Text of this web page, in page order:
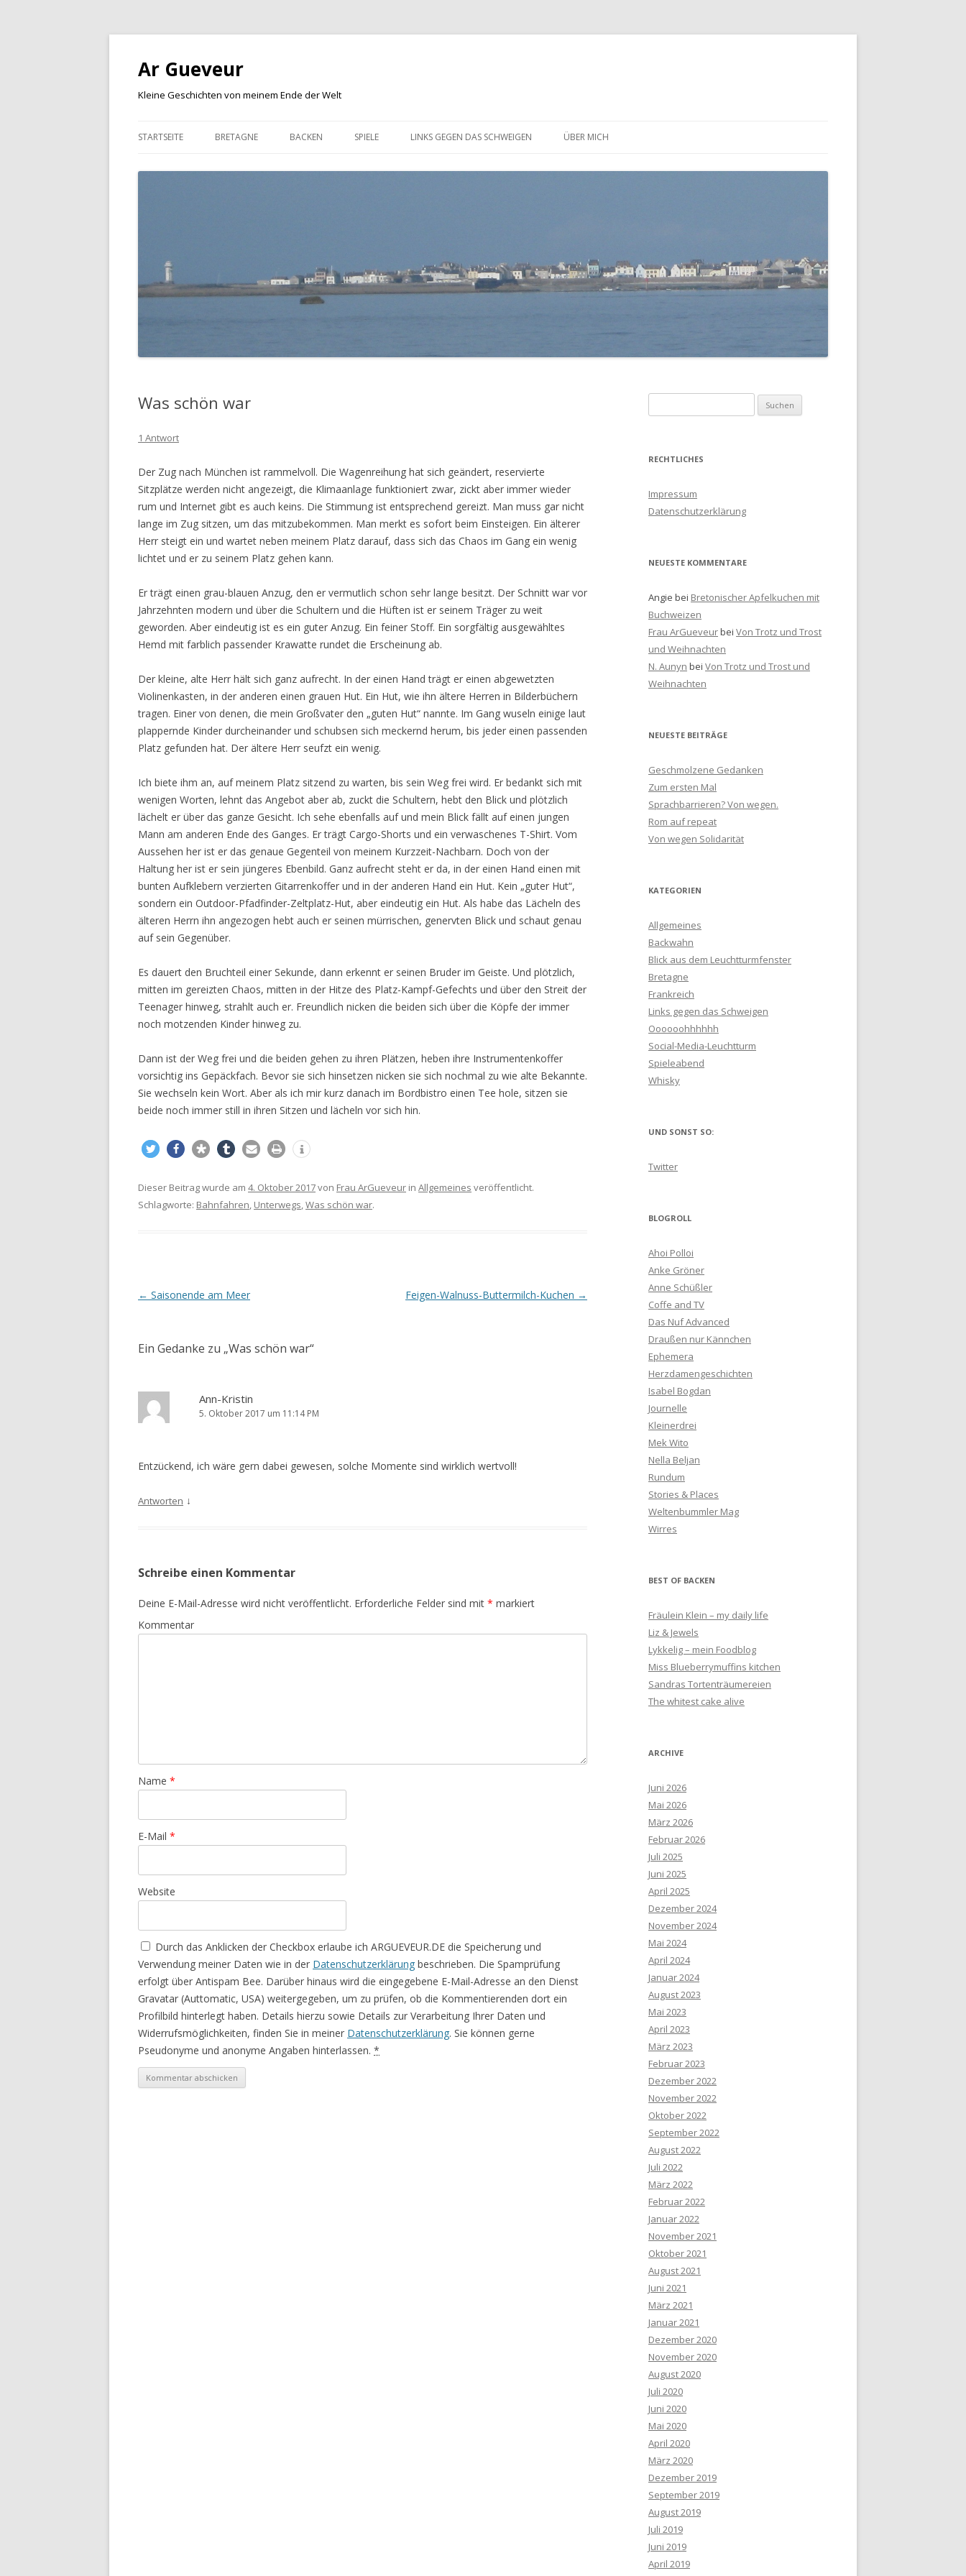
Ar Gueveur
Kleine Geschichten von meinem Ende der Welt
zum
STARTSEITE BRETAGNE BACKEN SPIELE LINKS GEGEN DAS SCHWEIGEN ÜBER MICH
Was schön war
1 Antwort
Der Zug nach München ist rammelvoll. Die Wagenreihung hat sich geändert, reservierte
Sitzplätze werden nicht angezeigt, die Klimaanlage funktioniert zwar, zickt aber immer wieder
rum und Internet gibt es auch keins. Die Stimmung ist entsprechend gereizt. Man muss gar nicht
lange im Zug sitzen, um das mitzubekommen. Man merkt es sofort beim Einsteigen. Ein älterer
Herr steigt ein und wartet neben meinem Platz darauf, dass sich das Chaos im Gang ein wenig
lichtet und er zu seinem Platz gehen kann.
Er trägt einen grau-blauen Anzug, den er vermutlich schon sehr lange besitzt. Der Schnitt war vor
Jahrzehnten modern und über die Schultern und die Hüften ist er seinem Träger zu weit
geworden. Aber eindeutig ist es ein guter Anzug. Ein feiner Stoff. Ein sorgfältig ausgewähltes
Hemd mit farblich passender Krawatte rundet die Erscheinung ab.
Der kleine, alte Herr hält sich ganz aufrecht. In der einen Hand trägt er einen abgewetzten
Violinenkasten, in der anderen einen grauen Hut. Ein Hut, wie ihn ältere Herren in Bilderbüchern
tragen. Einer von denen, die mein Großvater den „guten Hut“ nannte. Im Gang wuseln einige laut
plappernde Kinder durcheinander und schubsen sich meckernd herum, bis jeder einen passenden
Platz gefunden hat. Der ältere Herr seufzt ein wenig.
Ich biete ihm an, auf meinem Platz sitzend zu warten, bis sein Weg frei wird. Er bedankt sich mit
wenigen Worten, lehnt das Angebot aber ab, zuckt die Schultern, hebt den Blick und plötzlich
lächelt er über das ganze Gesicht. Ich sehe ebenfalls auf und mein Blick fällt auf einen jungen
Mann am anderen Ende des Ganges. Er trägt Cargo-Shorts und ein verwaschenes T-Shirt. Vom
Aussehen her ist er das genaue Gegenteil von meinem Kurzzeit-Nachbarn. Doch von der
Haltung her ist er sein jüngeres Ebenbild. Ganz aufrecht steht er da, in der einen Hand einen mit
bunten Aufklebern verzierten Gitarrenkoffer und in der anderen Hand ein Hut. Kein „guter Hut“,
sondern ein Outdoor-Pfadfinder-Zeltplatz-Hut, aber eindeutig ein Hut. Als habe das Lächeln des
älteren Herrn ihn angezogen hebt auch er seinen mürrischen, genervten Blick und schaut genau
auf sein Gegenüber.
Es dauert den Bruchteil einer Sekunde, dann erkennt er seinen Bruder im Geiste. Und plötzlich,
mitten im gereizten Chaos, mitten in der Hitze des Platz-Kampf-Gefechts und über den Streit der
Teenager hinweg, strahlt auch er. Freundlich nicken die beiden sich über die Köpfe der immer
noch motzenden Kinder hinweg zu.
Dann ist der Weg frei und die beiden gehen zu ihren Plätzen, heben ihre Instrumentenkoffer
vorsichtig ins Gepäckfach. Bevor sie sich hinsetzen nicken sie sich nochmal zu wie alte Bekannte.
Sie wechseln kein Wort. Aber als ich mir kurz danach im Bordbistro einen Tee hole, sitzen sie
beide noch immer still in ihren Sitzen und lächeln vor sich hin.
Dieser Beitrag wurde am 4. Oktober 2017von Frau ArGueveur in Allgemeines veröffentlicht.
Schlagworte: Bahnfahren Unterwegs Was schön war.
Beitrags-
← Saisonende am Meer Feigen-Walnuss-Buttermilch-Kuchen →
Ein Gedanke zu „Was schön war“
Ann-Kristin
5. Oktober 2017 um 11:14 PM
Entzückend, ich wäre gern dabei gewesen, solche Momente sind wirklich wertvoll!
Antworten ↓
Schreibe einen Kommentar
Deine E-Mail-Adresse wird nicht veröffentlicht. Erforderliche Felder sind mit * markiert
Kommentar
Name *
E-Mail *
Website
Durch das Anklicken der Checkbox erlaube ich ARGUEVEUR.DE die Speicherung und
Verwendung meiner Daten wie in der Datenschutzerklärung beschrieben. Die Spamprüfung
erfolgt über Antispam Bee. Darüber hinaus wird die eingegebene E-Mail-Adresse an den Dienst
Gravatar (Auttomatic, USA) weitergegeben, um zu prüfen, ob die Kommentierenden dort ein
Profilbild hinterlegt haben. Details hierzu sowie Details zur Verarbeitung Ihrer Daten und
Widerrufsmöglichkeiten, finden Sie in meiner Datenschutzerklärung. Sie können gerne
Pseudonyme und anonyme Angaben hinterlassen. *
u
RECHTLICHES
Impressum
Datenschutzerklärung
NEUESTE KOMMENTARE
Angie bei Bretonischer Apfelkuchen mit
Buchweizen
Frau ArGueveurbei Von Trotz und Trost
und Weihnachten
N. Aunyn bei Von Trotz und Trost und
Weihnachten
NEUESTE BEITRÄGE
Geschmolzene Gedanken
Zum ersten Mal
Sprachbarrieren? Von wegen.
Rom auf repeat
Von wegen Solidarität
KATEGORIEN
Allgemeines
Backwahn
Blick aus dem Leuchtturmfenster
Bretagne
Frankreich
Links gegen das Schweigen
Oooooohhhhhh
Social-Media-Leuchtturm
Spieleabend
Whisky
UND SONST SO:
Twitter
BLOGROLL
Ahoi Polloi
Anke Gröner
Anne Schüßler
Coffe and TV
Das Nuf Advanced
Draußen nur Kännchen
Ephemera
Herzdamengeschichten
Isabel Bogdan
Journelle
Kleinerdrei
Mek Wito
Nella Beljan
Rundum
Stories & Places
Weltenbummler Mag
Wirres
BEST OF BACKEN
Fräulein Klein – my daily life
Liz & Jewels
Lykkelig – mein Foodblog
Miss Blueberrymuffins kitchen
Sandras Tortenträumereien
The whitest cake alive
ARCHIVE
Juni 2026
Mai 2026
März 2026
Februar 2026
Juli 2025
Juni 2025
April 2025
Dezember 2024
November 2024
Mai 2024
April 2024
Januar 2024
August 2023
Mai 2023
April 2023
März 2023
Februar 2023
Dezember 2022
November 2022
Oktober 2022
September 2022
August 2022
Juli 2022
März 2022
Februar 2022
Januar 2022
November 2021
Oktober 2021
August 2021
Juni 2021
März 2021
Januar 2021
Dezember 2020
November 2020
August 2020
Juli 2020
Juni 2020
Mai 2020
April 2020
März 2020
Dezember 2019
September 2019
August 2019
Juli 2019
Juni 2019
April 2019